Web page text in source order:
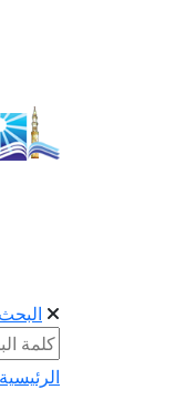
الرئيسية